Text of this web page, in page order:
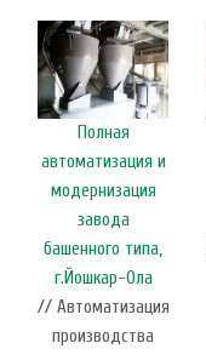
Полная
автоматизация и
модернизация
завода
башенного типа,
г.Йошкар-Ола
// Автоматизация
производства